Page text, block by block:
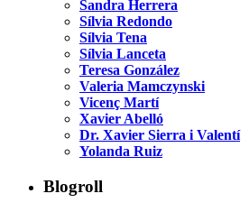
Sandra Herrera
Sílvia Redondo
Sílvia Tena
Sílvia Lanceta
Teresa González
Valeria Mamczynski
Vicenç Martí
Xavier Abelló
Dr. Xavier Sierra i Valentí
Yolanda Ruiz
Blogroll